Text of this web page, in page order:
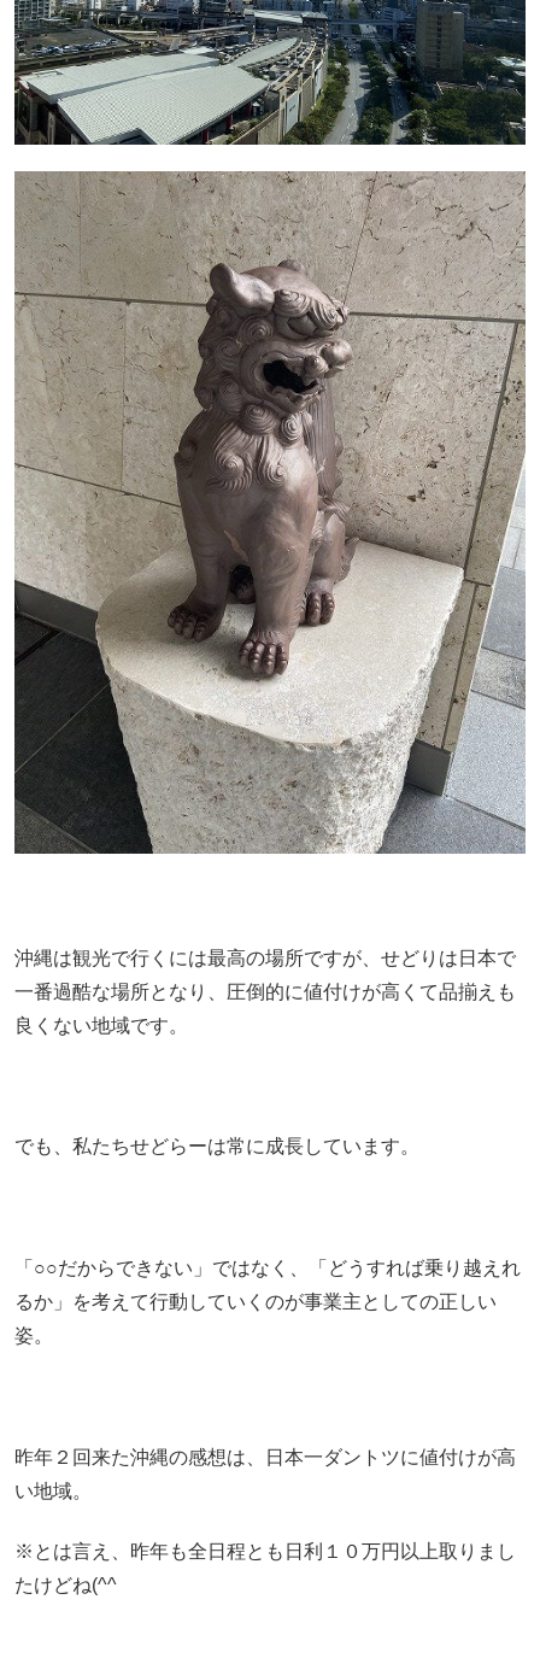
沖縄は観光で行くには最高の場所ですが、せどりは日本で
一番過酷な場所となり、圧倒的に値付けが高くて品揃えも
良くない地域です。
でも、私たちせどらーは常に成長しています。
「○○だからできない」ではなく、「どうすれば乗り越えれ
るか」を考えて行動していくのが事業主としての正しい
姿。
昨年２回来た沖縄の感想は、日本一ダントツに値付けが高
い地域。
※とは言え、昨年も全日程とも日利１０万円以上取りまし
たけどね(^^